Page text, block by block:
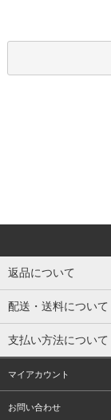
返品について
配送・送料について
支払い方法について
マイアカウント
お問い合わせ